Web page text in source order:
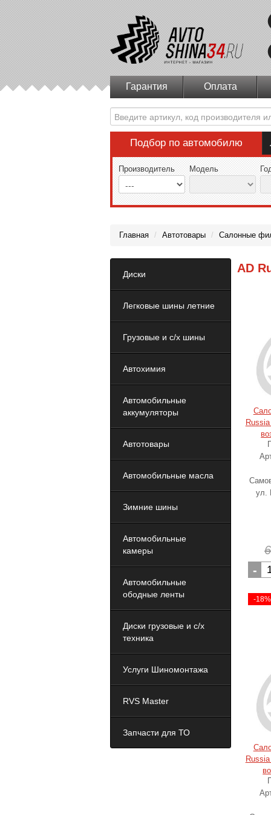
Гарантия Оплата
Подбор по автомобилю
Производитель Модель
Главная / Автотовары / Салонные
Диски
Легковые шины летние
Грузовые и с/х шины
Автохимия
Автомобильные
аккумуляторы
Автотовары
Автомобильные масла
Зимние шины
Автомобильные
камеры
Автомобильные
ободные ленты
Диски грузовые и с/х
техника
Услуги Шиномонтажа
RVS Master
Запчасти для ТО
AD
ул.
-
-18%